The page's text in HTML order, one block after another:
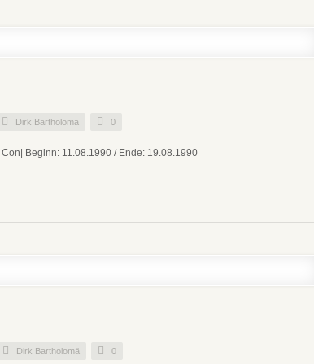
Dirk Bartholomä 0
Beginn: 11.08.1990 / Ende: 19.08.1990
Dirk Bartholomä 0